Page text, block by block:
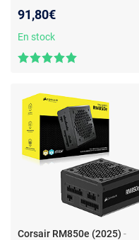
91,80€
En stock
Corsair RM850e (2025) -